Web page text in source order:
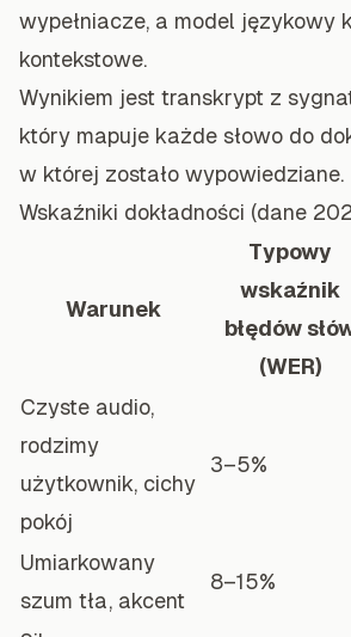
wypełniacze, a model językowy
kontekstowe.
Wynikiem jest transkrypt z
który mapuje każde słowo do
w której zostało wypowiedziane.
Wskaźniki dokładności (dane
Warunek
Typowy
wskaźnik
błędów
(WER)
Czyste audio,
rodzimy
użytkownik, cichy
pokój
3–5%
Umiarkowany
szum tła, akcent
8–15%